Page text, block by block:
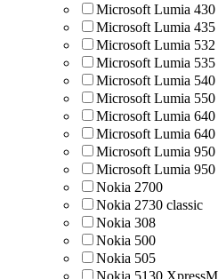
Microsoft Lumia
Microsoft Lumia
Microsoft Lumia
Microsoft Lumia
Microsoft Lumia
Microsoft Lumia 550
Microsoft Lumia
Microsoft Lumia
Microsoft Lumia 950
Microsoft Lumia
Nokia 2700
Nokia 2730 classic
Nokia 308
Nokia 500
Nokia 505
Nokia 5130